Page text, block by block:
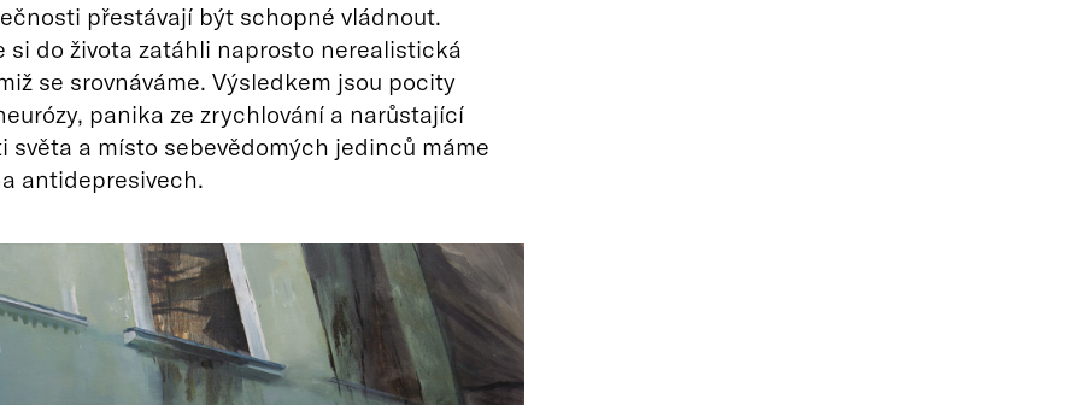
přestávají být schopné vládnout.
si do života zatáhli naprosto nerealistická
se srovnáváme. Výsledkem jsou pocity
panika ze zrychlování a narůstající
světa a místo sebevědomých jedinců máme
antidepresivech.